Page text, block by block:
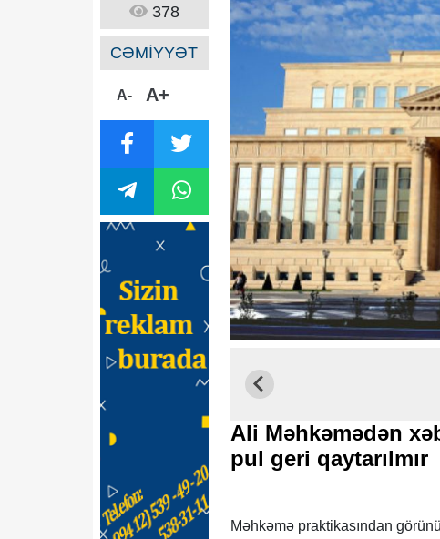
378
CƏMİYYƏT
A- A+
Ali Məhkəmədən
pul geri qaytarılmır
Məhkəmə praktikasından